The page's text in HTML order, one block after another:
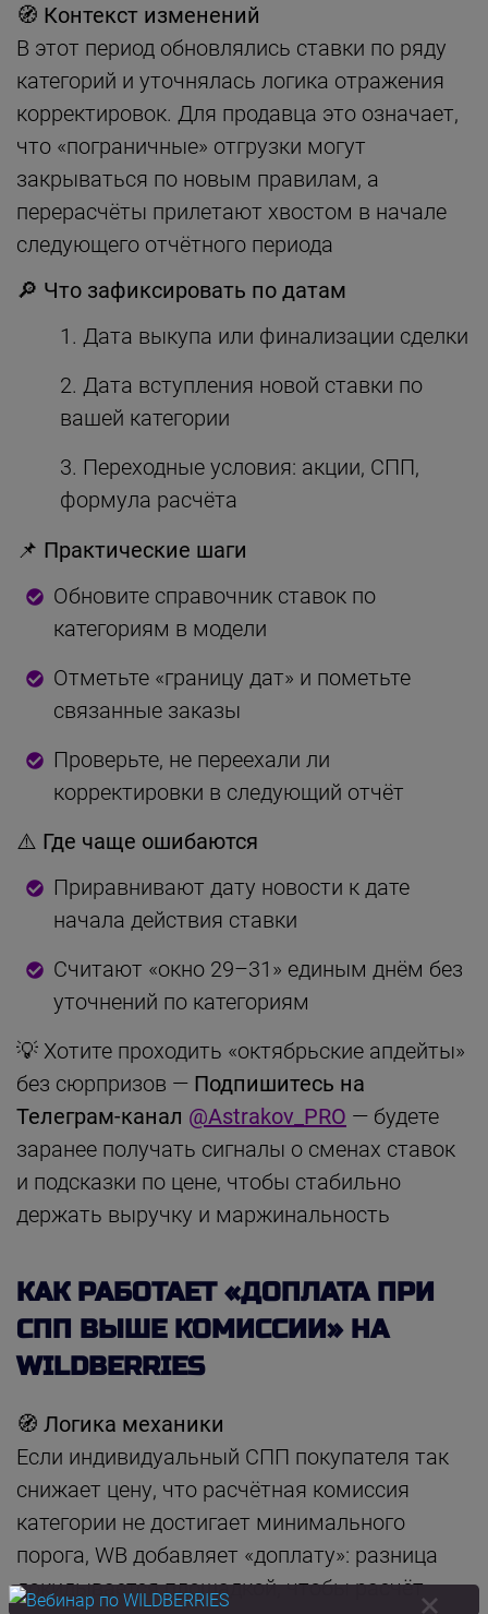
🧭 Контекст изменений
В этот период обновлялись ставки по ряду
категорий и уточнялась логика отражения
корректировок. Для продавца это означает,
что «пограничные» отгрузки могут
закрываться по новым правилам, а
перерасчёты прилетают хвостом в начале
следующего отчётного периода
🔎 Что зафиксировать по датам
Дата выкупа или финализации сделки
Дата вступления новой ставки по
вашей категории
Переходные условия: акции, СПП,
формула расчёта
📌 Практические шаги
Обновите справочник ставок по
категориям в модели
Отметьте «границу дат» и пометьте
связанные заказы
Проверьте, не переехали ли
корректировки в следующий отчёт
⚠️ Где чаще ошибаются
Приравнивают дату новости к дате
начала действия ставки
Считают «окно 29–31» единым днём без
уточнений по категориям
💡 Хотите проходить «октябрьские апдейты»
без сюрпризов — Подпишитесь на
Телеграм-канал @Astrakov_PRO — будете
заранее получать сигналы о сменах ставок
и подсказки по цене, чтобы стабильно
держать выручку и маржинальность
КАК РАБОТАЕТ «ДОПЛАТА ПРИ
СПП ВЫШЕ КОМИССИИ» НА
WILDBERRIES
🧭 Логика механики
Если индивидуальный СПП покупателя так
снижает цену, что расчётная комиссия
категории не достигает минимального
порога, WB добавляет «доплату»: разница
докидывается площадкой, чтобы расчёт